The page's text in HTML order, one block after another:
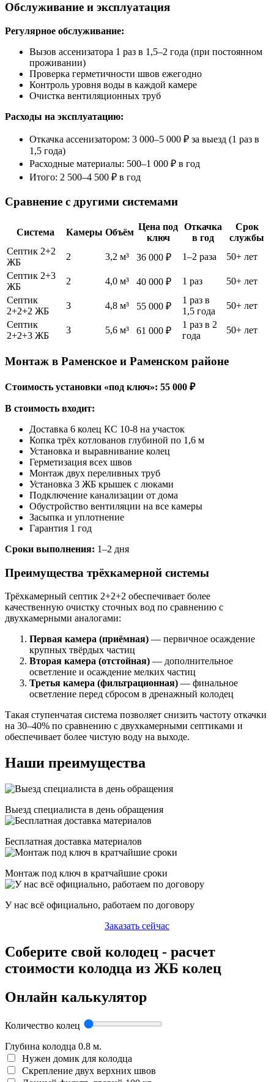
Обслуживание и эксплуатация
Регулярное обслуживание:
Вызов ассенизатора 1 раз в 1,5–2 года (при постоянном
проживании)
Проверка герметичности швов ежегодно
Контроль уровня воды в каждой камере
Очистка вентиляционных труб
Расходы на эксплуатацию:
Откачка ассенизатором: 3 000–5 000 ₽ за выезд (1 раз в
1,5 года)
Расходные материалы: 500–1 000 ₽ в год
Итого: 2 500–4 500 ₽ в год
Сравнение с другими системами
Система Камеры Объём
Цена под
ключ
Откачка
в год
Срок
службы
Септик 2+2
ЖБ
2 3,2 м³ 36 000 ₽ 1–2 раза
50+ лет
Септик 2+3
ЖБ
2 4,0 м³ 40 000 ₽ 1 раз
50+ лет
Септик
2+2+2 ЖБ
3 4,8 м³ 55 000 ₽
1 раз в
1,5 года
50+ лет
Септик
2+2+3 ЖБ
3 5,6 м³ 61 000 ₽
1 раз в 2
года
50+ лет
Монтаж в Раменское и Раменском районе
Стоимость установки «под ключ»: 55 000 ₽
В стоимость входит:
Доставка 6 колец КС 10-8 на участок
Копка трёх котлованов глубиной по 1,6 м
Установка и выравнивание колец
Герметизация всех швов
Монтаж двух переливных труб
Установка 3 ЖБ крышек с люками
Подключение канализации от дома
Обустройство вентиляции на все камеры
Засыпка и уплотнение
Гарантия 1 год
Сроки выполнения: 1–2 дня
Преимущества трёхкамерной системы
Трёхкамерный септик 2+2+2 обеспечивает более
качественную очистку сточных вод по сравнению с
двухкамерными аналогами:
Первая камера (приёмная) — первичное осаждение
крупных твёрдых частиц
Вторая камера (отстойная) — дополнительное
осветление и осаждение мелких частиц
Третья камера (фильтрационная) — финальное
осветление перед сбросом в дренажный колодец
Такая ступенчатая система позволяет снизить частоту откачки
на 30–40% по сравнению с двухкамерными септиками и
обеспечивает более чистую воду на выходе.
Наши преимущества
Выезд специалиста в день обращения
Бесплатная доставка материалов
Монтаж под ключ в кратчайшие сроки
У нас всё официально, работаем по договору
Заказать сейчас
Соберите свой колодец - расчет
стоимости колодца из ЖБ колец
Онлайн калькулятор
Количество колец
Глубина колодца 0.8 м.
Нужен домик для колодца
Скрепление двух верхних швов